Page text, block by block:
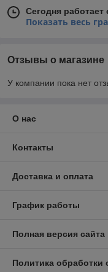
Сегодня работает
Показать весь
Отзывы о магазине
У компании пока нет
О нас
Контакты
Доставка и оплата
График работы
Полная версия сайта
Политика обработки